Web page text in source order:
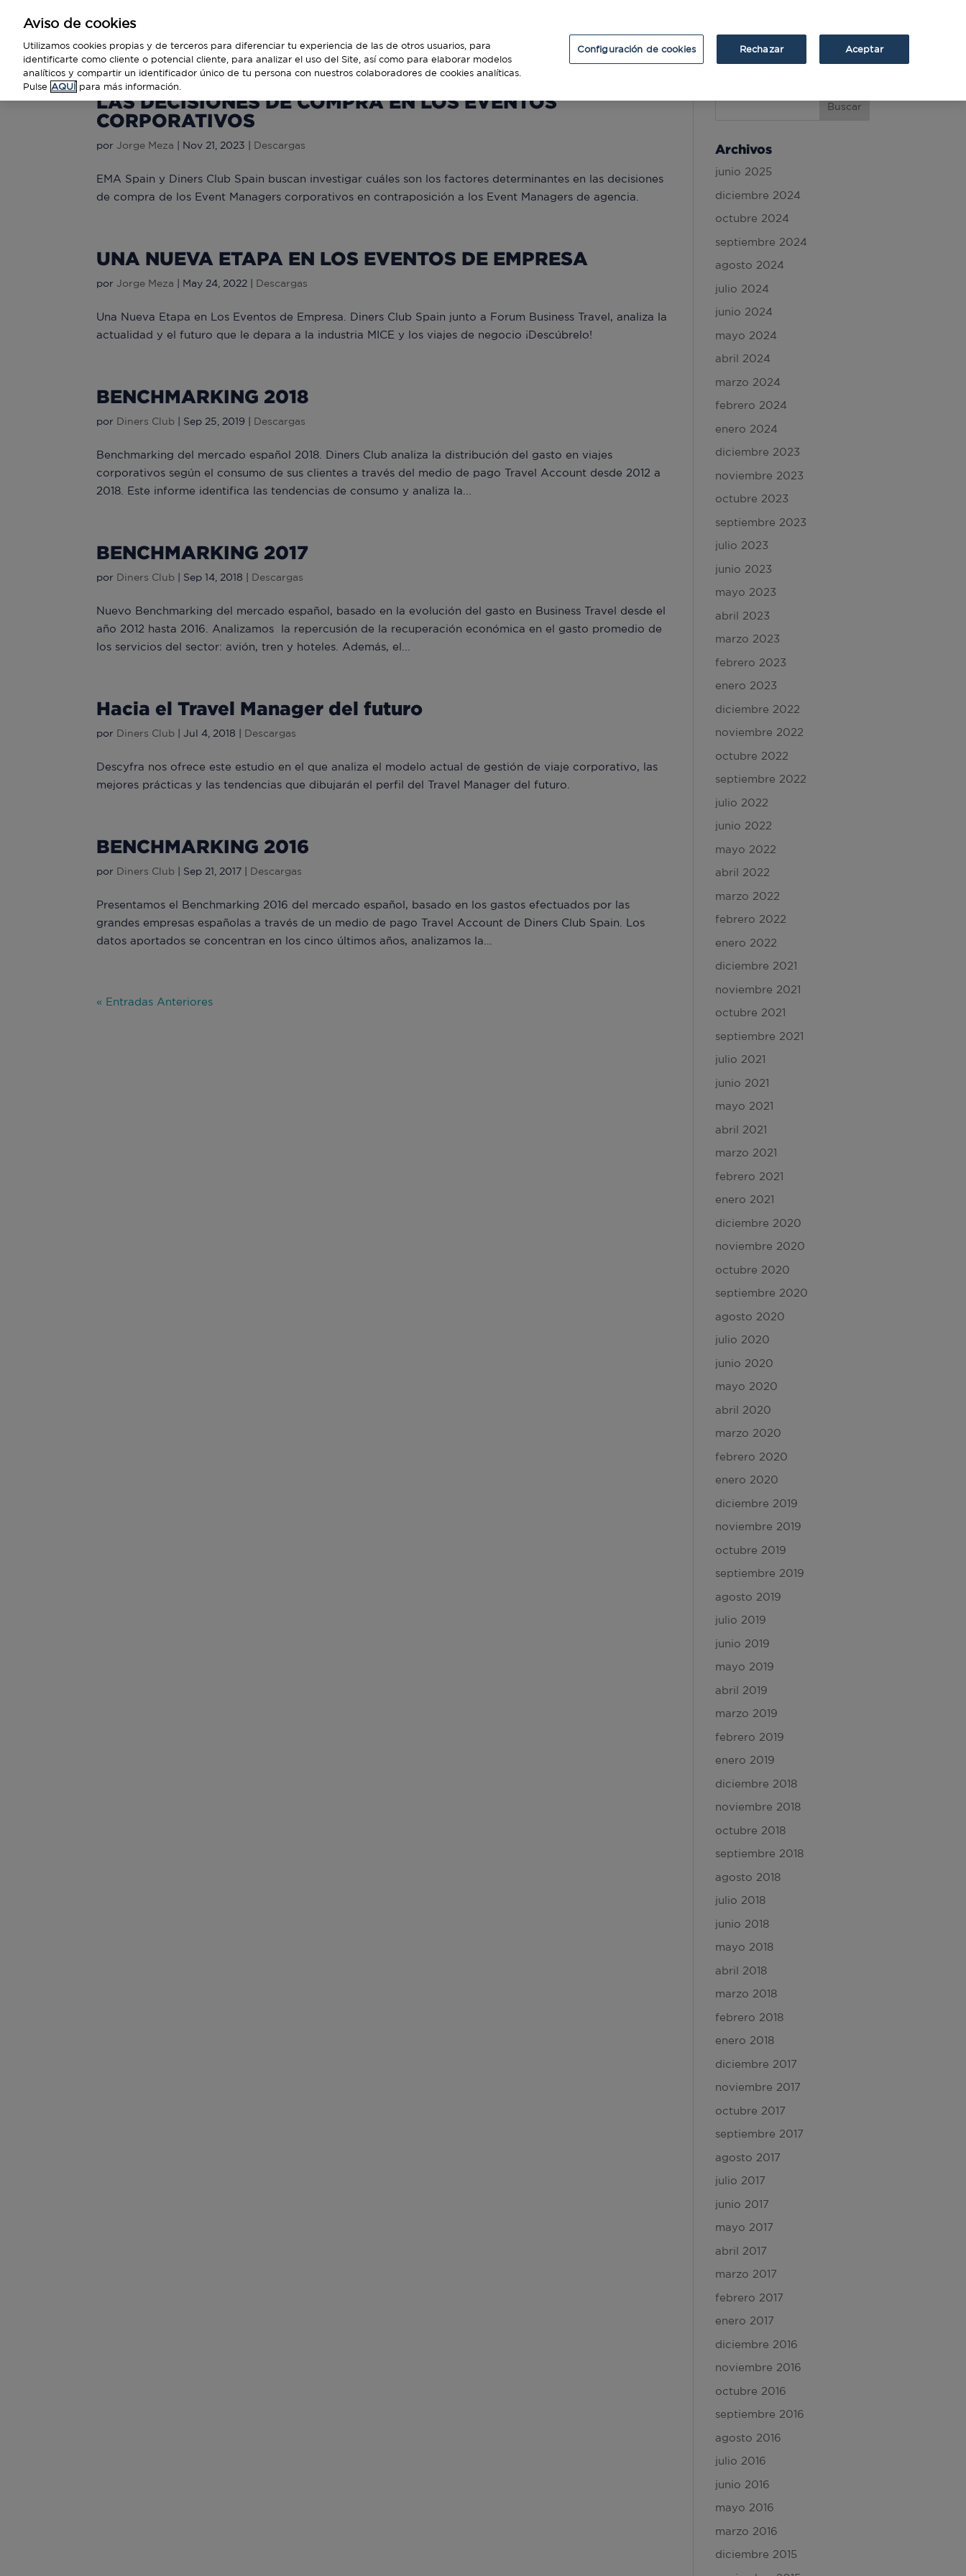
LAS DECISIONES DE COMPRA EN LOS EVENTOS
CORPORATIVOS
porJorge Meza Nov 21, 2023 Descargas
EMA Spain y Diners Club Spain buscan investigar cuáles son los factores determinantes en las decisiones
de compra de los Event Managers corporativos en contraposición a los Event Managers de agencia.
UNA NUEVA ETAPA EN LOS EVENTOS DE EMPRESA
porJorge Meza May 24, 2022 Descargas
Una Nueva Etapa en Los Eventos de Empresa. Diners Club Spain junto a Forum Business Travel, analiza la
actualidad y el futuro que le depara a la industria MICE y los viajes de negocio ¡Descúbrelo!
BENCHMARKING 2018
por Diners Club Sep 25, 2019 Descargas
Benchmarking del mercado español 2018. Diners Club analiza la distribución del gasto en viajes
corporativos según el consumo de sus clientes a través del medio de pago Travel Account desde 2012 a
2018. Este informe identifica las tendencias de consumo y analiza la...
BENCHMARKING 2017
por Diners Club Sep 14, 2018 Descargas
Nuevo Benchmarking del mercado español, basado en la evolución del gasto en Business Travel desde el
año 2012 hasta 2016. Analizamos la repercusión de la recuperación económica en el gasto promedio de
los servicios del sector: avión, tren y hoteles. Además, el...
Hacia el Travel Manager del futuro
por Diners Club |Jul 4, 2018 Descargas
Descyfra nos ofrece este estudio en el que analiza el modelo actual de gestión de viaje corporativo, las
mejores prácticas y las tendencias que dibujarán el perfil del Travel Manager del futuro.
BENCHMARKING 2016
por Diners Club Sep 21, 2017 Descargas
Presentamos el Benchmarking 2016 del mercado español, basado en los gastos efectuados por las
grandes empresas españolas a través de un medio de pago Travel Account de Diners Club Spain. Los
datos aportados se concentran en los cinco últimos años, analizamos la...
« Entradas Anteriores
Archivos
junio 2025
diciembre 2024
octubre 2024
septiembre 2024
agosto 2024
julio 2024
junio 2024
mayo 2024
abril 2024
marzo 2024
febrero 2024
enero 2024
diciembre 2023
noviembre 2023
octubre 2023
septiembre 2023
julio 2023
junio 2023
mayo 2023
abril 2023
marzo 2023
febrero 2023
enero 2023
diciembre 2022
noviembre 2022
octubre 2022
septiembre 2022
julio 2022
junio 2022
mayo 2022
abril 2022
marzo 2022
febrero 2022
enero 2022
diciembre 2021
noviembre 2021
octubre 2021
septiembre 2021
julio 2021
junio 2021
mayo 2021
abril 2021
marzo 2021
febrero 2021
enero 2021
diciembre 2020
noviembre 2020
octubre 2020
septiembre 2020
agosto 2020
julio 2020
junio 2020
mayo 2020
abril 2020
marzo 2020
febrero 2020
enero 2020
diciembre 2019
noviembre 2019
octubre 2019
septiembre 2019
agosto 2019
julio 2019
junio 2019
mayo 2019
abril 2019
marzo 2019
febrero 2019
enero 2019
diciembre 2018
noviembre 2018
octubre 2018
septiembre 2018
agosto 2018
julio 2018
junio 2018
mayo 2018
abril 2018
marzo 2018
febrero 2018
enero 2018
diciembre 2017
noviembre 2017
octubre 2017
septiembre 2017
agosto 2017
julio 2017
junio 2017
mayo 2017
abril 2017
marzo 2017
febrero 2017
enero 2017
diciembre 2016
noviembre 2016
octubre 2016
septiembre 2016
agosto 2016
julio 2016
junio 2016
mayo 2016
marzo 2016
diciembre 2015
Aviso de cookies
Utilizamos cookies propias y de terceros para diferenciar tu experiencia de las de otros usuarios, para
identificarte como cliente o potencial cliente, para analizar el uso del Site, así como para elaborar modelos
analíticos y compartir un identificador único de tu persona con nuestros colaboradores de cookies analíticas.
Pulse AQUÍ para más información.
Configuración de cookies Rechazar Aceptar